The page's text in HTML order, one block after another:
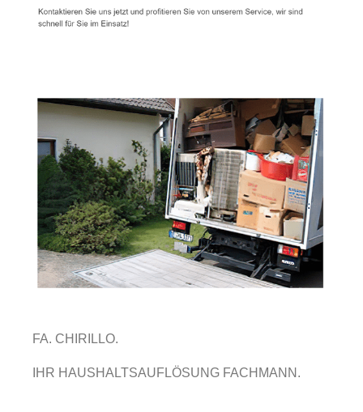
FA. CHIRILLO.
IHR HAUSHALTSAUFLÖSUNG FACHMANN.